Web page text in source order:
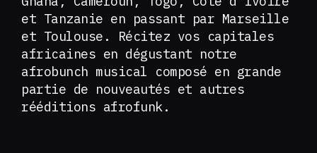
et Tanzanie en passant par Marseille
et Toulouse. Récitez vos capitales
africaines en dégustant notre
afrobunch musical composé en grande
partie de nouveautés et autres
rééditions afrofunk.